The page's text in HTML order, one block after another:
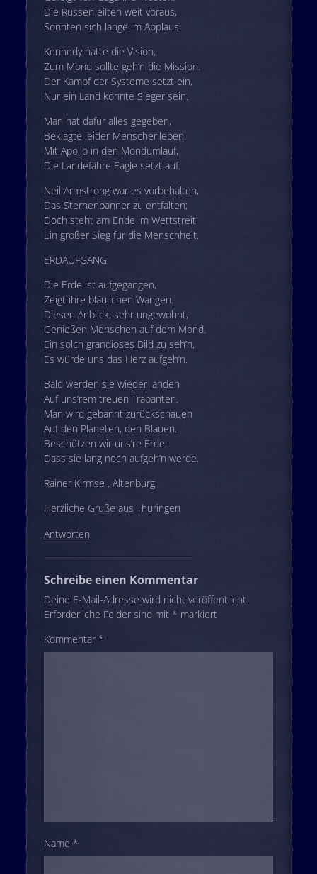
Die Russen eilten weit voraus,
Sonnten sich lange im Applaus.
Kennedy hatte die Vision,
Zum Mond sollte geh’n die Mission.
Der Kampf der Systeme setzt ein,
Nur ein Land konnte Sieger sein.
Man hat dafür alles gegeben,
Beklagte leider Menschenleben.
Mit Apollo in den Mondumlauf,
Die Landefähre Eagle setzt auf.
Neil Armstrong war es vorbehalten,
Das Sternenbanner zu entfalten;
Doch steht am Ende im Wettstreit
Ein großer Sieg für die Menschheit.
ERDAUFGANG
Die Erde ist aufgegangen,
Zeigt ihre bläulichen Wangen.
Diesen Anblick, sehr ungewohnt,
Genießen Menschen auf dem Mond.
Ein solch grandioses Bild zu seh’n,
Es würde uns das Herz aufgeh’n.
Bald werden sie wieder landen
Auf uns’rem treuen Trabanten.
Man wird gebannt zurückschauen
Auf den Planeten, den Blauen.
Beschützen wir uns’re Erde,
Dass sie lang noch aufgeh’n werde.
Rainer Kirmse , Altenburg
Herzliche Grüße aus Thüringen
Antworten
Schreibe einen Kommentar
Deine E-Mail-Adresse wird nicht veröffentlicht.
Erforderliche Felder sind mit * markiert
Kommentar *
Name *